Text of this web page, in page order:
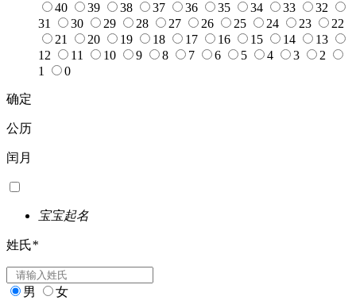
40
39 38 37 36 35 34 33
32
31
30 29 28 27 26 25 24 23
22
21
20 19 18 17 16 15 14
13
12
11 10 9 8 7 6 5 4 3
2
1
0
确定
公历
闰月
宝宝起名
姓氏*
男 女